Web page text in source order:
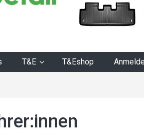
T&E T&Eshop